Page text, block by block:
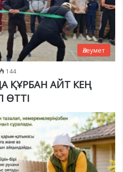
Әлеумет
144
ҚҰРБАН АЙТ КЕҢ
ӨТТІ